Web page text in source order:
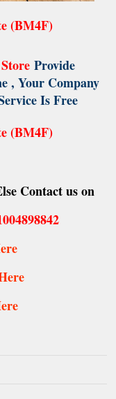
(BM4F)
Provide
, Your Company
Is Free .
(BM4F)
Contact us on :-